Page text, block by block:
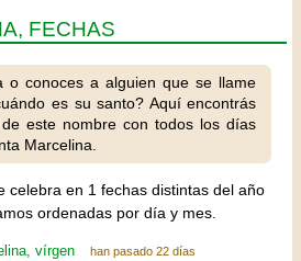
FECHAS
o conoces a alguien que se llame
es su santo? Aquí encontrás
este nombre con todos los días
Marcelina.
celebra en 1 fechas distintas del año
ordenadas por día y mes.
vírgen han pasado 22 días